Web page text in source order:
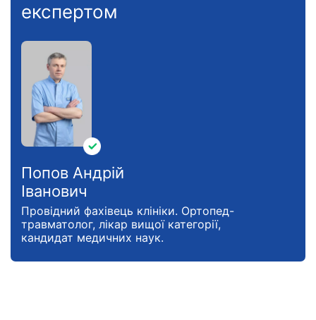
експертом
Попов Андрій
Іванович
Провідний фахівець клініки. Ортопед-
травматолог, лікар вищої категорії,
кандидат медичних наук.